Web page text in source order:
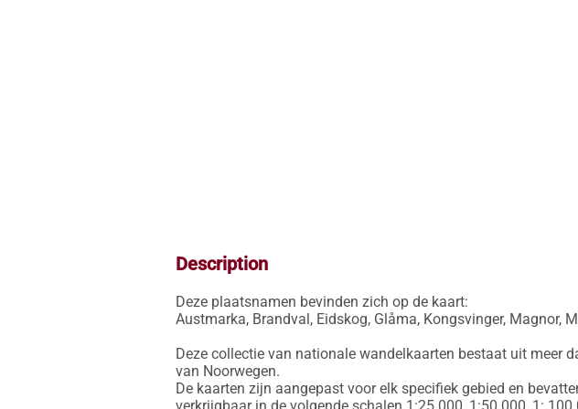
Description
Deze plaatsnamen bevinden zich op de kaart:
Austmarka, Brandval, Eidskog, Glåma, Kongsvinger, Magnor,
Deze collectie van nationale wandelkaarten bestaat uit meer
van Noorwegen.
De kaarten zijn aangepast voor elk specifiek gebied en